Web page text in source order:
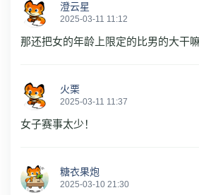
澄云星
2025-03-11 11:12
那还把女的年龄上限定的比男的大干
火栗
2025-03-11 11:37
女子赛事太少！
糖衣果炮
2025-03-10 21:30